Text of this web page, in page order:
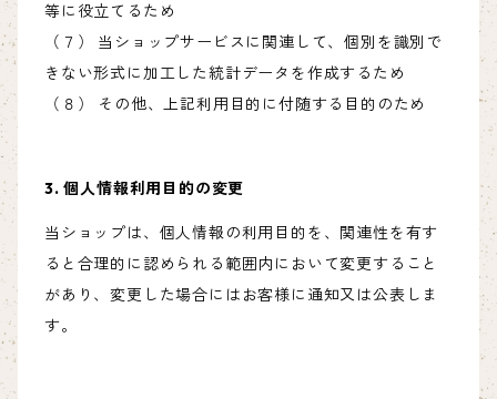
等に役立てるため
（７） 当ショップサービスに関連して、個別を識別で
きない形式に加工した統計データを作成するため
（８） その他、上記利用目的に付随する目的のため
3. 個人情報利用目的の変更
当ショップは、個人情報の利用目的を、関連性を有す
ると合理的に認められる範囲内において変更すること
があり、変更した場合にはお客様に通知又は公表しま
す。